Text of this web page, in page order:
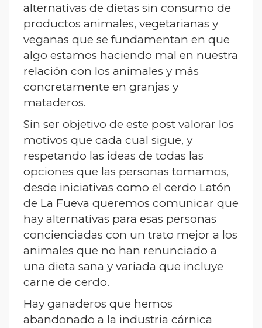
alternativas de dietas sin consumo de
productos animales, vegetarianas y
veganas que se fundamentan en que
algo estamos haciendo mal en nuestra
relación con los animales y más
concretamente en granjas y
mataderos.
Sin ser objetivo de este post valorar los
motivos que cada cual sigue, y
respetando las ideas de todas las
opciones que las personas tomamos,
desde iniciativas como el cerdo Latón
de La Fueva queremos comunicar que
hay alternativas para esas personas
concienciadas con un trato mejor a los
animales que no han renunciado a
una dieta sana y variada que incluye
carne de cerdo.
Hay ganaderos que hemos
abandonado a la industria cárnica